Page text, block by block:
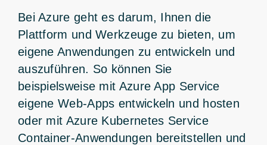
Bei Azure geht es darum, Ihnen die
Plattform und Werkzeuge zu bieten, um
eigene Anwendungen zu entwickeln und
auszuführen. So können Sie
beispielsweise mit Azure App Service
eigene Web-Apps entwickeln und hosten
oder mit Azure Kubernetes Service
Container-Anwendungen bereitstellen und